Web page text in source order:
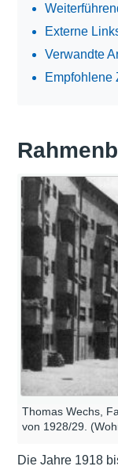
Externe
Verwandte
Empfohlene
Thomas Wechs,
von 1928/29.
Die Jahre 1918